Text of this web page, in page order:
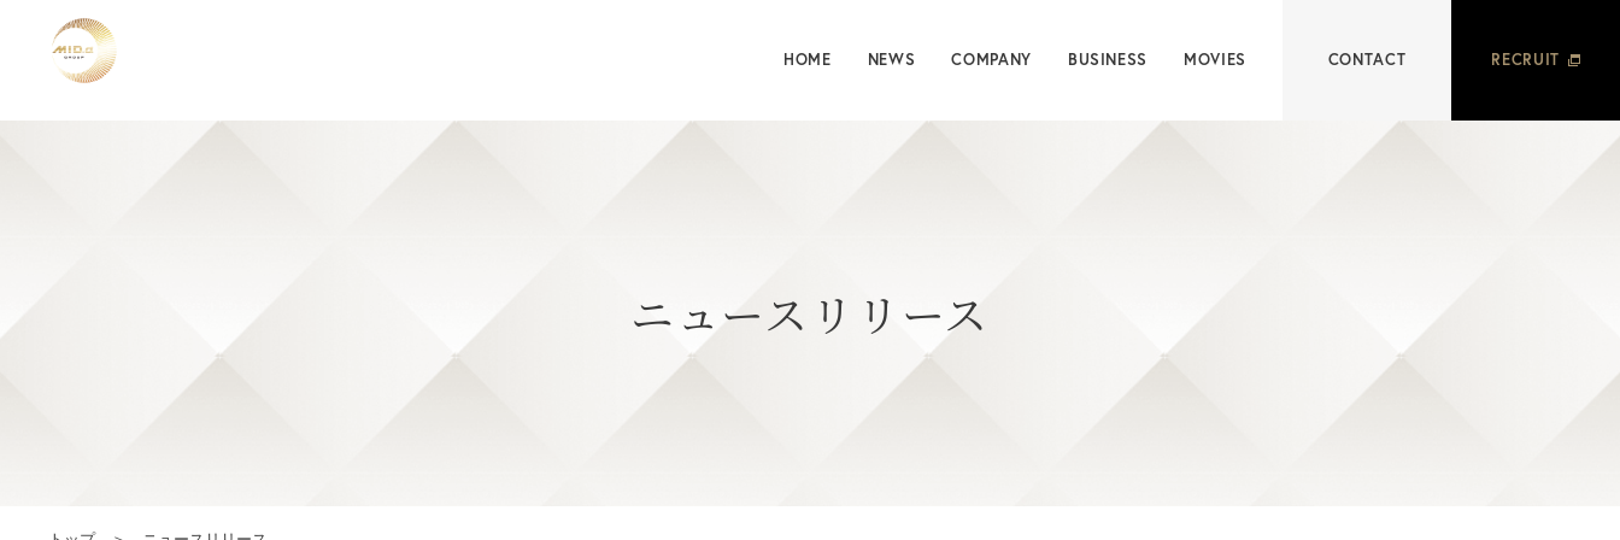
HOME NEWS COMPANY BUSINESS MOVIES CONTACT RECRUIT
ニュースリリース